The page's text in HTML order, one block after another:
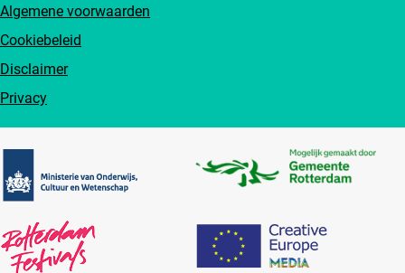
Algemene voorwaarden
Cookiebeleid
Disclaimer
Privacy